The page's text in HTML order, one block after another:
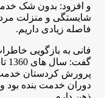
و افزود: بدون شک
شایستگی و منزلت
فاصله زیادی داریم.
فانی به بازگویی
پرورش کردستان خدمت
دوران خدمت بنده بود